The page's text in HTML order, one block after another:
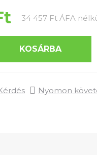
34 457 Ft ÁFA
KOSÁRBA
Nyomon